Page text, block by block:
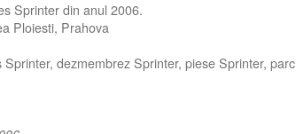
Sprinter din anul 2006.
Ploiesti, Prahova
dezmembrez Sprinter, piese Sprinter, parc